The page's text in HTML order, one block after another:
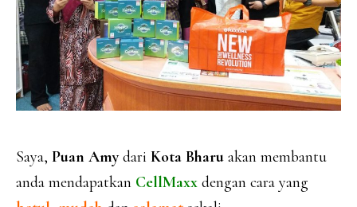
Saya, Puan Amydari Kota Bharu akan membantu
anda mendapatkan CellMaxx dengan cara yang